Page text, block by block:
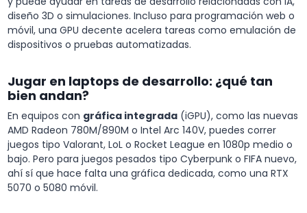
diseño 3D o simulaciones. Incluso para programación web o
móvil, una GPU decente acelera tareas como emulación de
dispositivos o pruebas automatizadas.
Jugar en laptops de desarrollo: ¿qué tan
bien andan?
En equipos con gráfica integrada (iGPU), como las nuevas
AMD Radeon 780M/890M o Intel Arc 140V, puedes correr
juegos tipo Valorant, LoL o Rocket League en 1080p medio o
bajo. Pero para juegos pesados tipo Cyberpunk o FIFA nuevo,
ahí sí que hace falta una gráfica dedicada, como una RTX
5070 o 5080 móvil.